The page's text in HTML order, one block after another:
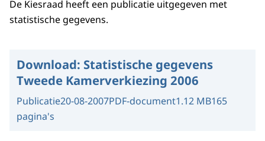
De Kiesraad heeft een publicatie uitgegeven met
statistische gegevens.
Download: Statistische gegevens
Tweede Kamerverkiezing 2006
Publicatie20-08-2007PDF-document1.12 MB165
pagina's